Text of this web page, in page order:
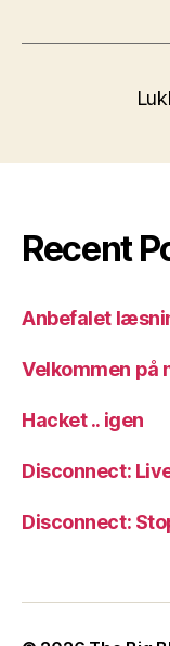
Recent
Anbefalet
Velkommen på
Hacket .. igen
Disconnect:
Disconnect: